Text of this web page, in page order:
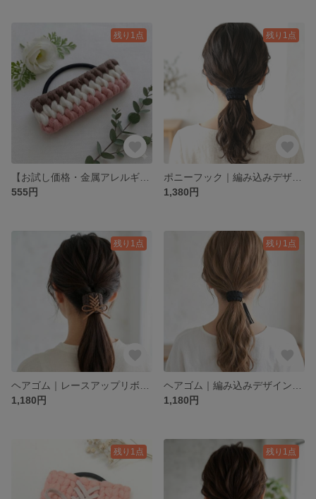
残り1点
555円
残り1点
1,380円
残り1点
1,180円
残り1点
1,180円
残り1点 残り1点